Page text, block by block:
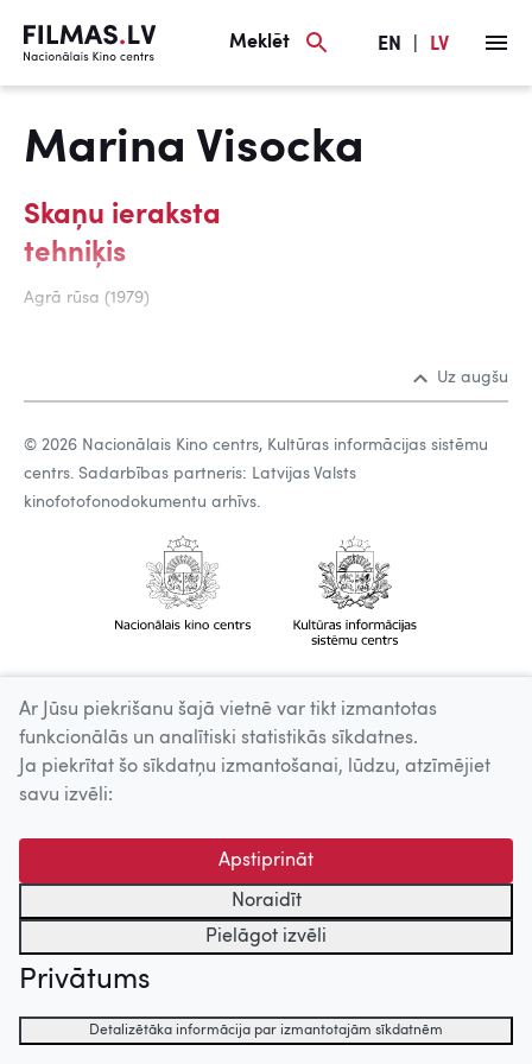
Meklēt EN LV
Marina Visocka
Skaņu ieraksta
tehniķis
Agrā rūsa (1979)
Uz augšu
© 2026 Nacionālais Kino centrs, Kultūras informācijas sistēmu
centrs. Sadarbības partneris: Latvijas Valsts
kinofotofonodokumentu arhīvs.
Ar Jūsu piekrišanu šajā vietnē var tikt izmantotas
funkcionālās un analītiski statistikās sīkdatnes.
Ja piekrītat šo sīkdatņu izmantošanai, lūdzu, atzīmējiet
savu izvēli:
Apstiprināt
Noraidīt
Pielāgot izvēli
Privātums
Detalizētāka informācija par izmantotajām sīkdatnēm